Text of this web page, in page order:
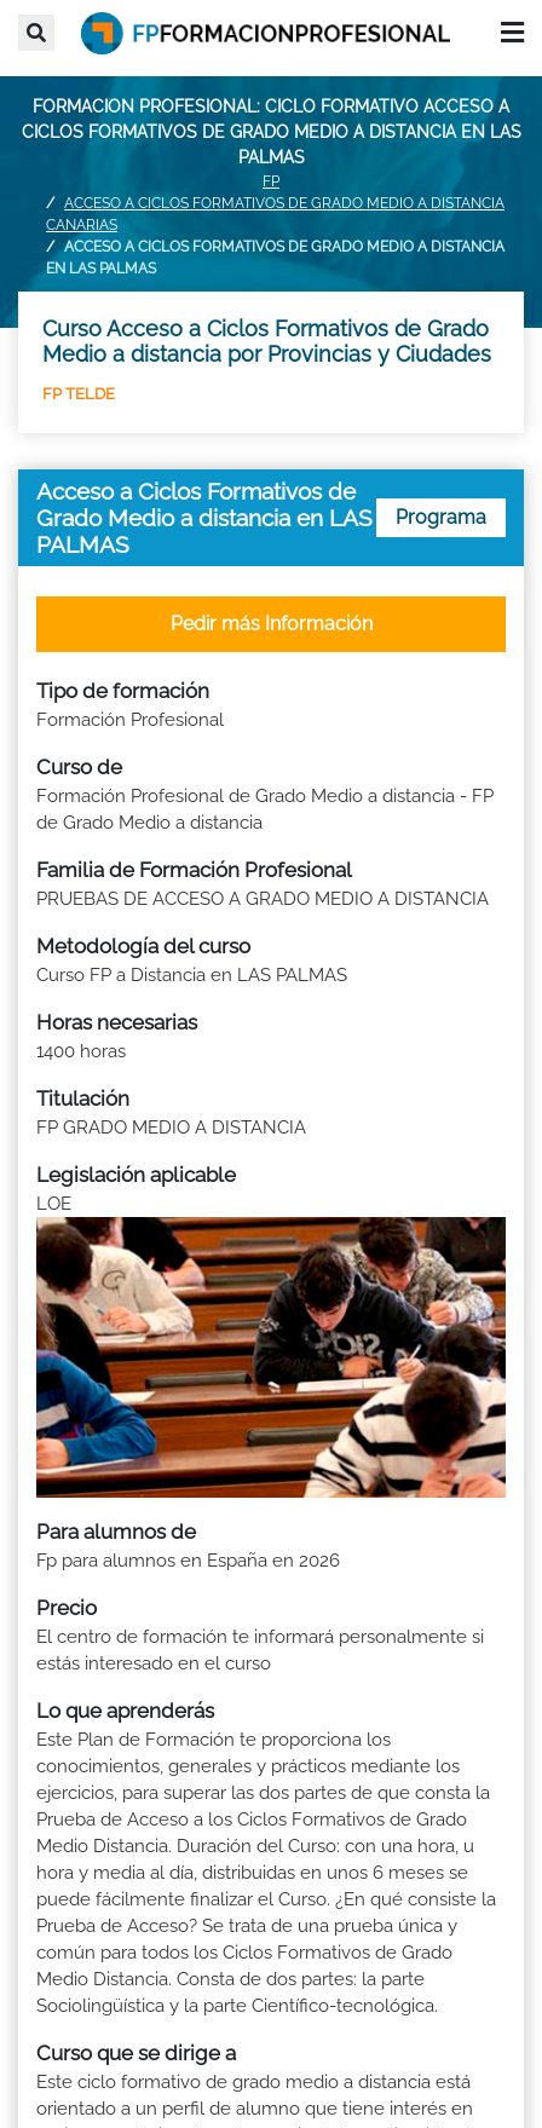
FORMACION PROFESIONAL: CICLO FORMATIVO ACCESO A
CICLOS FORMATIVOS DE GRADO MEDIO A DISTANCIA EN LAS
PALMAS
FP
ACCESO A CICLOS FORMATIVOS DE GRADO MEDIO A DISTANCIA
CANARIAS
ACCESO A CICLOS FORMATIVOS DE GRADO MEDIO A DISTANCIA
EN LAS PALMAS
Curso Acceso a Ciclos Formativos de Grado
Medio a distancia por Provincias y Ciudades
FP TELDE
Acceso a Ciclos Formativos de
Grado Medio a distancia en LAS
PALMAS
Programa
Tipo de formación
Formación Profesional
Curso de
Formación Profesional de Grado Medio a distancia - FP
de Grado Medio a distancia
Familia de Formación Profesional
PRUEBAS DE ACCESO A GRADO MEDIO A DISTANCIA
Metodología del curso
Curso FP a Distancia en LAS PALMAS
Horas necesarias
1400 horas
Titulación
FP GRADO MEDIO A DISTANCIA
Legislación aplicable
LOE
Para alumnos de
Fp para alumnos en España en 2026
Precio
El centro de formación te informará personalmente si
estás interesado en el curso
Pedir más Información
Lo que aprenderás
Este Plan de Formación te proporciona los
conocimientos, generales y prácticos mediante los
ejercicios, para superar las dos partes de que consta la
Prueba de Acceso a los Ciclos Formativos de Grado
Medio Distancia. Duración del Curso: con una hora, u
hora y media al día, distribuidas en unos 6 meses se
puede fácilmente finalizar el Curso. ¿En qué consiste la
Prueba de Acceso? Se trata de una prueba única y
común para todos los Ciclos Formativos de Grado
Medio Distancia. Consta de dos partes: la parte
Sociolingüística y la parte Científico-tecnológica.
Curso que se dirige a
Este ciclo formativo de grado medio a distancia está
orientado a un perfil de alumno que tiene interés en